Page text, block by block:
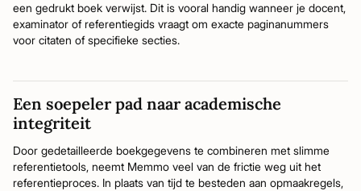
een gedrukt boek verwijst. Dit is vooral handig wanneer je docent,
examinator of referentiegids vraagt om exacte paginanummers
voor citaten of specifieke secties.
Een soepeler pad naar academische
integriteit
Door gedetailleerde boekgegevens te combineren met slimme
referentietools, neemt Memmo veel van de frictie weg uit het
referentieproces. In plaats van tijd te besteden aan opmaakregels,